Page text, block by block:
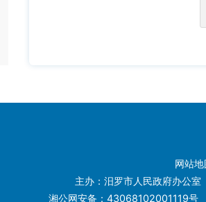
网站地
主办：汨罗市人民政府办公
湘公网安备：43068102001119号